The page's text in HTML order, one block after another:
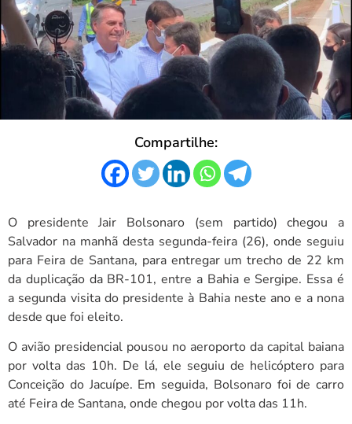
Compartilhe:
O presidente Jair Bolsonaro (sem partido) chegou a
Salvador na manhã desta segunda-feira (26), onde seguiu
para Feira de Santana, para entregar um trecho de 22 km
da duplicação da BR-101, entre a Bahia e Sergipe. Essa é
a segunda visita do presidente à Bahia neste ano e a nona
desde que foi eleito.
O avião presidencial pousou no aeroporto da capital baiana
por volta das 10h. De lá, ele seguiu de helicóptero para
Conceição do Jacuípe. Em seguida, Bolsonaro foi de carro
até Feira de Santana, onde chegou por volta das 11h.